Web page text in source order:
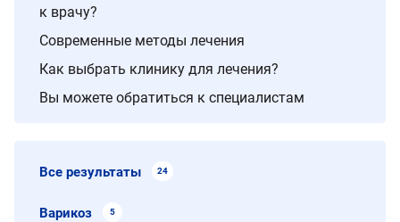
к врачу?
Современные методы лечения
Как выбрать клинику для лечения?
Вы можете обратиться к специалистам
Все результаты 24
Варикоз 5